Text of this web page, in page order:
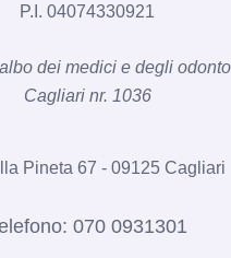
P.I. 04074330921
dei medici e degli
Cagliari nr. 1036​
Pineta 67 - 09125 Cagliari
070 0931301